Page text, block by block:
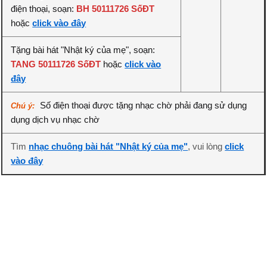
điện thoại, soạn: BH 50111726 SốĐT
hoặcclick vào đây
Tặng bài hát "Nhật ký của mẹ", soạn:
TANG 50111726 SốĐT hoặcclick vào
đây
Chú ý:
Số điện thoại được tặng nhạc chờ phải đang sử dụng
dụng dịch vụ nhạc chờ
Tìm nhạc chuông bài hát "Nhật ký của mẹ", vui lòngclick
vào đây